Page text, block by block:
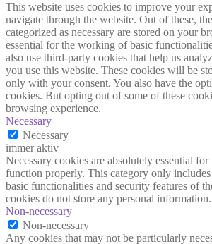
This website uses cookies to improve your
navigate through the website. Out of these,
categorized as necessary are stored on your
essential for the working of basic
also use third-party cookies that help us
you use this website. These cookies will be
only with your consent. You also have the
cookies. But opting out of some of these
browsing experience.
Necessary
Necessary
immer aktiv
Necessary cookies are absolutely essential
function properly. This category only includes
basic functionalities and security features of
cookies do not store any personal information.
Non-necessary
Non-necessary
Any cookies that may not be particularly